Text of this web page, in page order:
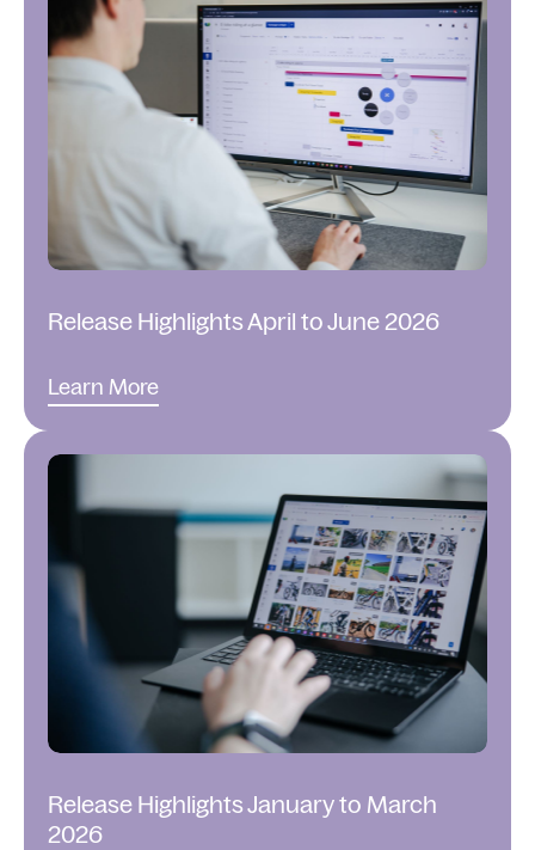
Release Highlights April to June 2026
Learn More
Release Highlights January to March
2026